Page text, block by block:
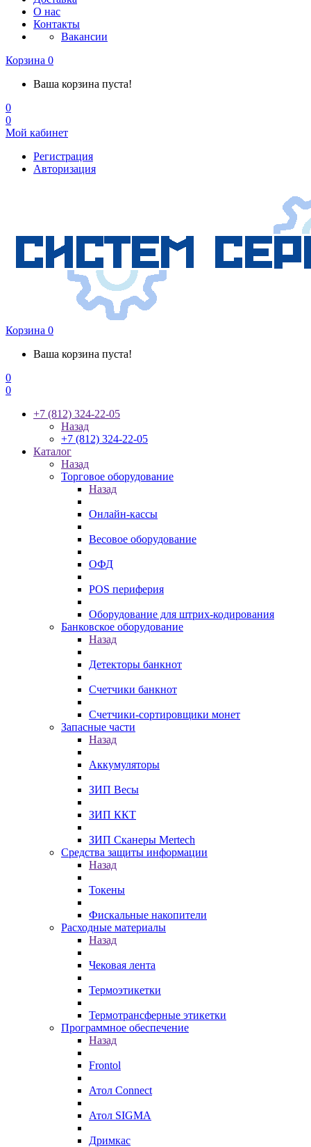
О нас
Контакты
Вакансии
Корзина 0
Ваша корзина пуста!
0
0
Мой кабинет
Регистрация
Авторизация
Корзина 0
Ваша корзина пуста!
0
0
+7 (812) 324-22-05
Назад
+7 (812) 324-22-05
Каталог
Назад
Торговое оборудование
Назад
Онлайн-кассы
Весовое оборудование
ОФД
POS периферия
Оборудование для штрих-кодирования
Банковское оборудование
Назад
Детекторы банкнот
Счетчики банкнот
Счетчики-сортировщики монет
Запасные части
Назад
Аккумуляторы
ЗИП Весы
ЗИП ККТ
ЗИП Сканеры Mertech
Средства защиты информации
Назад
Токены
Фискальные накопители
Расходные материалы
Назад
Чековая лента
Термоэтикетки
Термотрансферные этикетки
Программное обеспечение
Назад
Frontol
Атол Connect
Атол SIGMA
Дримкас